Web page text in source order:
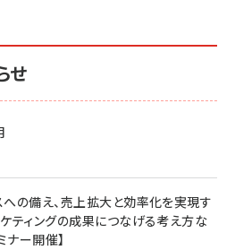
せ
への備え、売上拡大と効率化を実現す
ティングの成果につなげる考え方な
ナー開催】